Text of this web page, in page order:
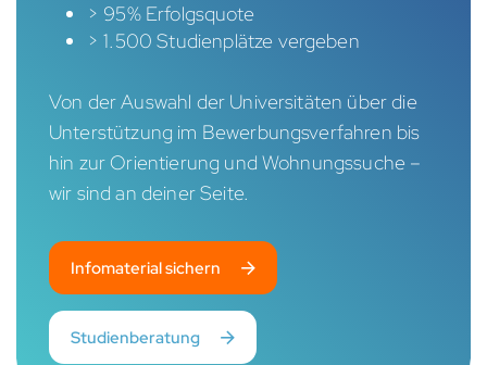
> 95% Erfolgsquote
> 1.500 Studienplätze vergeben
Von der Auswahl der Universitäten über die
Unterstützung im Bewerbungsverfahren bis
hin zur Orientierung und Wohnungssuche –
wir sind an deiner Seite.
Infomaterial sichern
Studienberatung